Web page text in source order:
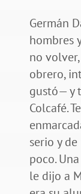
Germán
hombres
no
obrero,
gustó— y
Colcafé.
serio y de
poco.
le dijo a